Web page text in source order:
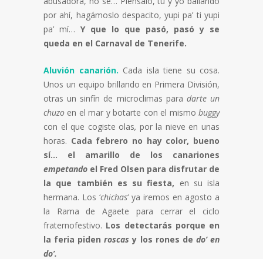
por ahí, hagámoslo despacito, yupi pa’ ti yupi
pa’ mí… Y que lo que pasó, pasó y se
queda en el Carnaval de Tenerife.
Aluvión canarión. Cada isla tiene su cosa.
Unos un equipo brillando en Primera División,
otras un sinfín de microclimas para darte un
chuzo en el mar y botarte con el mismo buggy
con el que cogiste olas, por la nieve en unas
horas. Cada febrero no hay color, bueno
sí… el amarillo de los canariones
empetando el Fred Olsen para disfrutar de
la que también es su fiesta, en su isla
hermana. Los ‘chichas‘ ya iremos en agosto a
la Rama de Agaete para cerrar el ciclo
fraternofestivo. Los detectarás porque en
la feria pidenroscas y los rones de do’ en
do’.